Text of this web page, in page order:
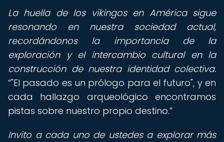
La huella de los vikingos en América sigue
resonando en nuestra sociedad actual,
recordándonos la importancia de la
exploración y el intercambio cultural en la
construcción de nuestra identidad colectiva.
"El pasado es un prólogo para el futuro", y en
cada hallazgo arqueológico encontramos
pistas sobre nuestro propio destino.
Invito a cada uno de ustedes a explorar más